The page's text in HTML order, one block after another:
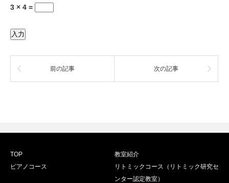
3 × 4 =
前の記事 次の記事
TOP
教室紹介
ピアノコース
リトミックコース（リトミック研究セ
ンター認定教室）